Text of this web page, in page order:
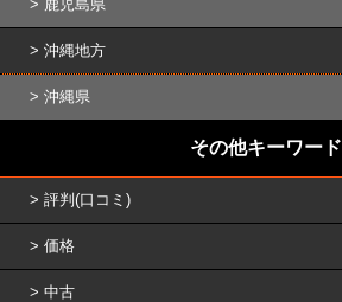
鹿児島県
沖縄地方
沖縄県
その他キーワード
評判(口コミ)
価格
中古